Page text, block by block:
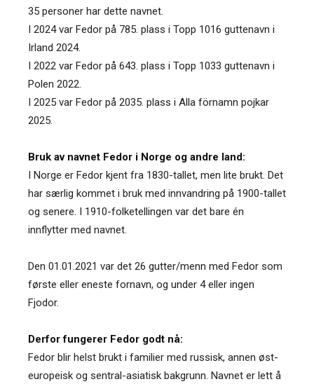
35 personer har dette navnet.
I 2024 var Fedor på 785. plass i Topp 1016 guttenavn i
Irland 2024.
I 2022 var Fedor på 643. plass i Topp 1033 guttenavn i
Polen 2022.
I 2025 var Fedor på 2035. plass i Alla förnamn pojkar
2025.
Bruk av navnet Fedor i Norge og andre land:
I Norge er Fedor kjent fra 1830-tallet, men lite brukt. Det
har særlig kommet i bruk med innvandring på 1900-tallet
og senere. I 1910-folketellingen var det bare én
innflytter med navnet.
Den 01.01.2021 var det 26 gutter/menn med Fedor som
første eller eneste fornavn, og under 4 eller ingen
Fjodor.
Derfor fungerer Fedor godt nå:
Fedor blir helst brukt i familier med russisk, annen øst-
europeisk og sentral-asiatisk bakgrunn. Navnet er lett å